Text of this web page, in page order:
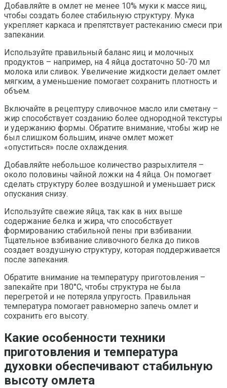
Добавляйте в омлет не менее 10% муки к массе яиц,
чтобы создать более стабильную структуру. Мука
укрепляет каркаса и препятствует растеканию смеси при
запекании.
Используйте правильный баланс яиц и молочных
продуктов – например, на 4 яйца достаточно 50-70 мл
молока или сливок. Увеличение жидкости делает омлет
мягким, а уменьшение помогает сохранить плотность и
объем.
Включайте в рецептуру сливочное масло или сметану –
жир способствует созданию более однородной текстуры
и удержанию формы. Обратите внимание, чтобы жир не
был слишком большим, иначе омлет может
«опуститься» после охлаждения.
Добавляйте небольшое количество разрыхлителя –
около половины чайной ложки на 4 яйца. Он помогает
сделать структуру более воздушной и уменьшает риск
опускания снизу.
Используйте свежие яйца, так как в них выше
содержание белка и жира, что способствует
формированию стабильной пены при взбивании.
Тщательное взбивание сливочного белка до пиков
создает воздушную структуру, которая поддерживается
после запекания.
Обратите внимание на температуру приготовления –
запекайте при 180°C, чтобы структура не была
перегретой и не потеряла упругость. Правильная
температура помогает равномерно запечь омлет и
сохранить его высоту.
Какие особенности техники
приготовления и температура
духовки обеспечивают стабильную
высоту омлета